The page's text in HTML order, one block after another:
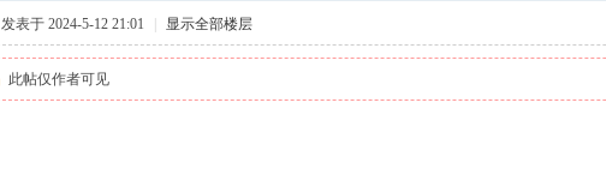
发表于 2024-5-12 21:01 显示全部楼层
此帖仅作者可见